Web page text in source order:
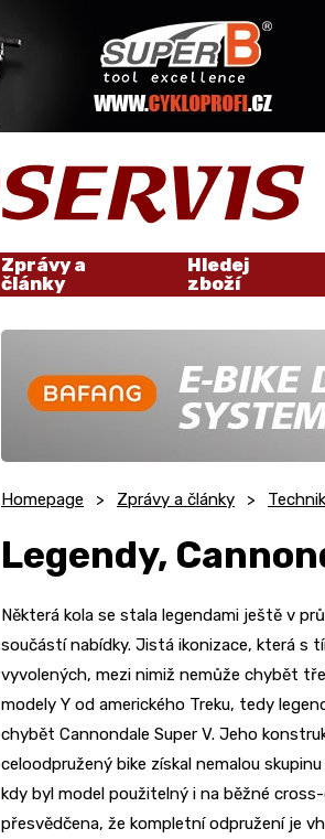
Zprávy a
články
Hledej
zboží
Homepage Zprávy a články
Legendy,
Některá kola se stala legendami ještě v
součástí nabídky. Jistá ikonizace, která s
vyvolených, mezi nimiž nemůže chybět
modely Y od amerického Treku, tedy
chybět Cannondale Super V. Jeho
celoodpružený bike získal nemalou
kdy byl model použitelný i na běžné
přesvědčena, že kompletní odpružení je